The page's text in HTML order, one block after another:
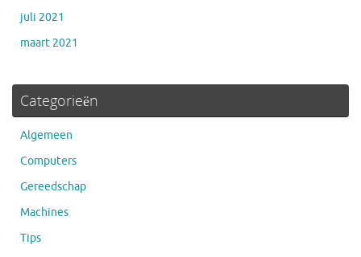
juli 2021
maart 2021
Categorieën
Algemeen
Computers
Gereedschap
Machines
Tips